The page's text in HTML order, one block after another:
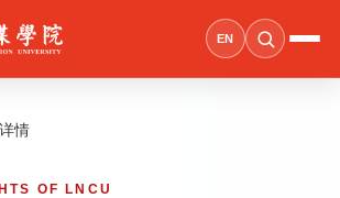
EN
情
OF LNCU